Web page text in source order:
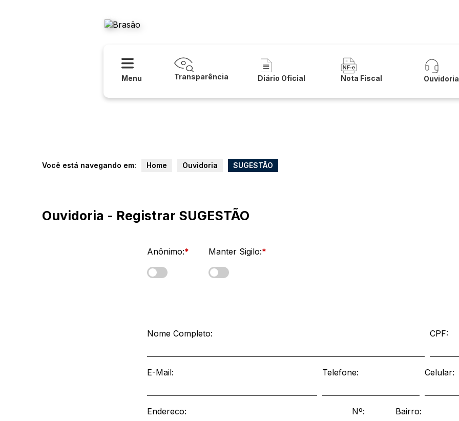
Menu Transparência Diário Oficial Nota Fiscal Ouvidoria
Você está navegando em: Home Ouvidoria SUGESTÃO
Ouvidoria - Registrar SUGESTÃO
Anônimo:* Manter Sigilo:*
Nome Completo: CPF:
E-Mail: Telefone: Celular:
Endereco: Nº: Bairro: